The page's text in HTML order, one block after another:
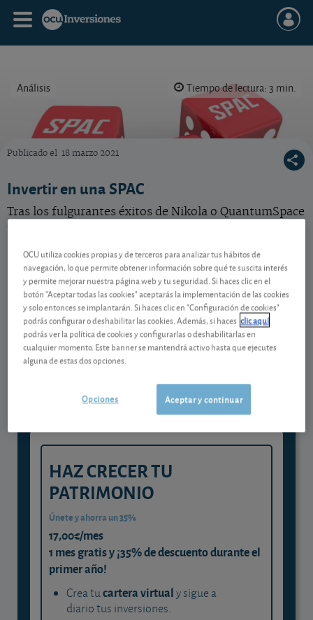
Análisis Tiempo de lectura: 3 min.
Se trata de una apuesta especulativa con no más de un 10% de probabilidades de ganar
Publicado el 18 marzo 2021
Invertir en una SPAC
Tras los fulgurantes éxitos de Nikola o QuantumSpace
Contenido reservado a SOCIOS
Gestiona tu dinero con visión
experta
para ti
HAZ CRECER TU
PATRIMONIO
Únete y ahorra un 35%
17,00€/mes
1 mes gratis y ¡35% de descuento durante el
primer año!
Crea tucartera virtualy sigue a
diario tus inversiones.
OCU utiliza cookies propias y de terceros para analizar tus hábitos de
navegación, lo que permite obtener información sobre qué te suscita interés
y permite mejorar nuestra página web y tu seguridad. Si haces clic en el
botón "Aceptar todas las cookies" aceptarás la implementación de las cookies
y solo entonces se implantarán. Si haces clic en "Configuración de cookies"
podrás configurar o deshabilitar las cookies. Además, si haces clic aquí
podrás ver la política de cookies y configurarlas o deshabilitarlas en
cualquier momento. Este banner se mantendrá activo hasta que ejecutes
alguna de estas dos opciones.
Aceptar y continuar
Opciones